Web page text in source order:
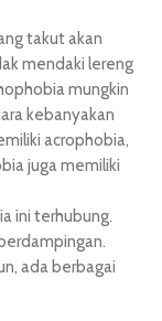
takut akan
mendaki lereng
mungkin
kebanyakan
acrophobia,
juga memiliki
ini terhubung.
ada berbagai